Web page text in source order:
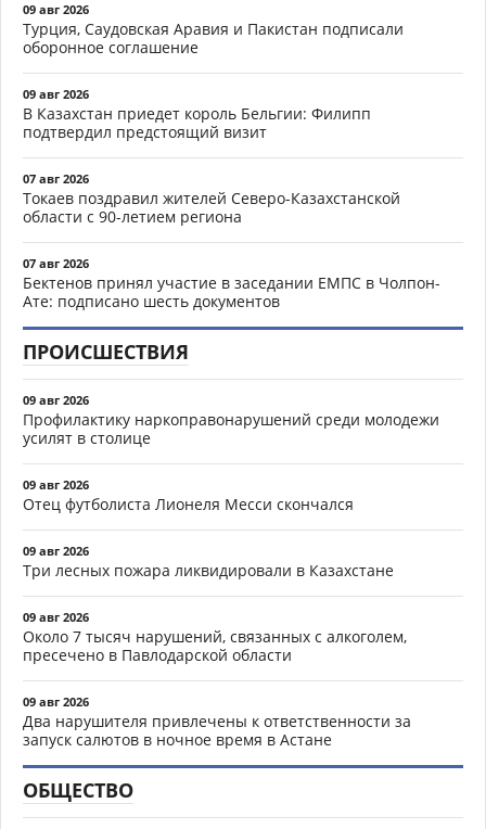
09 авг 2026
Турция, Саудовская Аравия и Пакистан подписали
оборонное соглашение
09 авг 2026
В Казахстан приедет король Бельгии: Филипп
подтвердил предстоящий визит
07 авг 2026
Токаев поздравил жителей Северо-Казахстанской
области с 90-летием региона
07 авг 2026
Бектенов принял участие в заседании ЕМПС в Чолпон-
Ате: подписано шесть документов
ПРОИСШЕСТВИЯ
09 авг 2026
Профилактику наркоправонарушений среди молодежи
усилят в столице
09 авг 2026
Отец футболиста Лионеля Месси скончался
09 авг 2026
Три лесных пожара ликвидировали в Казахстане
09 авг 2026
Около 7 тысяч нарушений, связанных с алкоголем,
пресечено в Павлодарской области
09 авг 2026
Два нарушителя привлечены к ответственности за
запуск салютов в ночное время в Астане
ОБЩЕСТВО